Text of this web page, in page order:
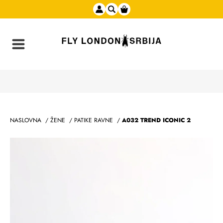
NASLOVNA / ŽENE / PATIKE RAVNE / A032 TREND ICONIC 2